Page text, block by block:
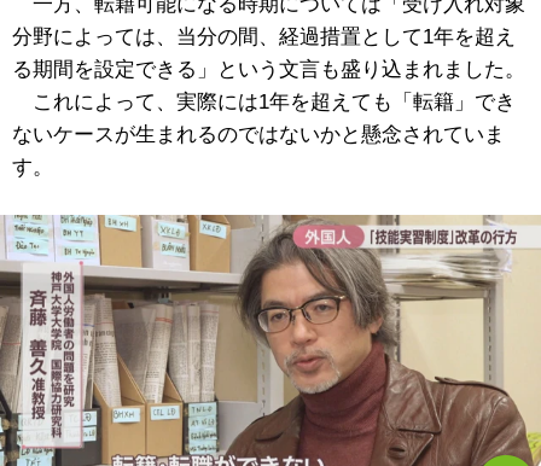
分野によっては、当分の間、経過措置として1年を超え
る期間を設定できる」という文言も盛り込まれました。
これによって、実際には1年を超えても「転籍」でき
ないケースが生まれるのではないかと懸念されていま
す。